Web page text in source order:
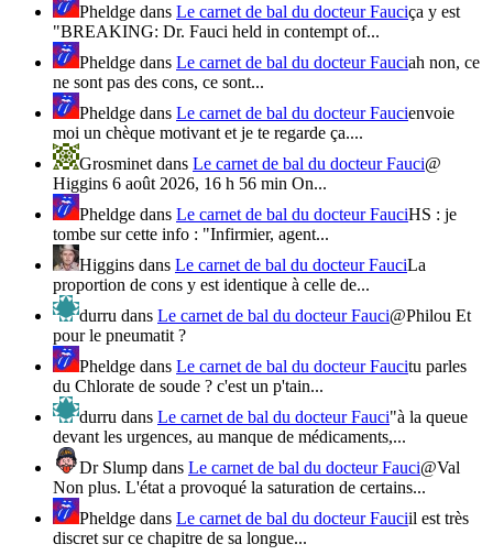
Pheldge dans Le carnet de bal du docteur Fauciça y est
"BREAKING: Dr. Fauci held in contempt of...
Pheldge dans Le carnet de bal du docteur Fauciah non, ce
ne sont pas des cons, ce sont...
Pheldge dans Le carnet de bal du docteur Faucienvoie
moi un chèque motivant et je te regarde ça....
Grosminet dans Le carnet de bal du docteur Fauci@
Higgins 6 août 2026, 16 h 56 min On...
Pheldge dans Le carnet de bal du docteur FauciHS : je
tombe sur cette info : "Infirmier, agent...
Higgins dans Le carnet de bal du docteur FauciLa
proportion de cons y est identique à celle de...
durru dans Le carnet de bal du docteur Fauci@Philou Et
pour le pneumatit ?
Pheldge dans Le carnet de bal du docteur Faucitu parles
du Chlorate de soude ? c'est un p'tain...
durru dans Le carnet de bal du docteur Fauci"à la queue
devant les urgences, au manque de médicaments,...
Dr Slump dans Le carnet de bal du docteur Fauci@Val
Non plus. L'état a provoqué la saturation de certains...
Pheldge dans Le carnet de bal du docteur Fauciil est très
discret sur ce chapitre de sa longue...